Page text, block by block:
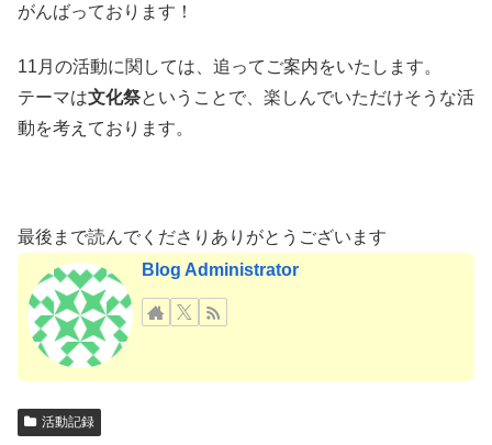
がんばっております！
11月の活動に関しては、追ってご案内をいたします。
テーマは文化祭ということで、楽しんでいただけそうな活
動を考えております。
最後まで読んでくださりありがとうございます
Blog Administrator
活動記録